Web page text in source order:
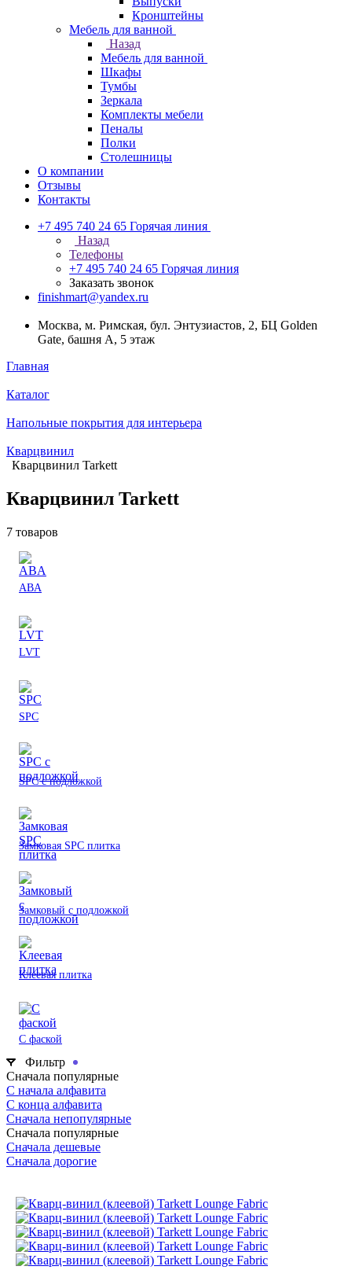
Кронштейны
Мебель для ванной
Назад
Мебель для ванной
Шкафы
Тумбы
Зеркала
Комплекты мебели
Пеналы
Полки
Столешницы
О компании
Отзывы
Контакты
+7 495 740 24 65 Горячая линия
Назад
Телефоны
+7 495 740 24 65 Горячая линия
Заказать звонок
finishmart@yandex.ru
Москва, м. Римская, бул. Энтузиастов, 2, БЦ Golden
Gate, башня А, 5 этаж
Главная
Каталог
Напольные покрытия для интерьера
Кварцвинил
Кварцвинил Tarkett
Кварцвинил Tarkett
7 товаров
ABA
LVT
SPC
SPC с подложкой
Замковая SPC плитка
Замковый с подложкой
Клеевая плитка
С фаской
Фильтр
Сначала популярные
С начала алфавита
С конца алфавита
Сначала непопулярные
Сначала популярные
Сначала дешевые
Сначала дорогие